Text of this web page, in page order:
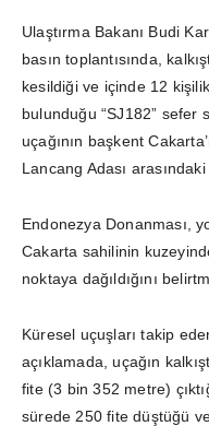
Ulaştırma Bakanı Budi
basın toplantısında,
kesildiği ve içinde 12
bulunduğu “SJ182” sefer
uçağının başkent
Lancang Adası
Endonezya Donanması,
Cakarta sahilinin
noktaya dağıldığını
Küresel uçuşları takip
açıklamada, uçağın
fite (3 bin 352 metre)
sürede 250 fite düştüğü